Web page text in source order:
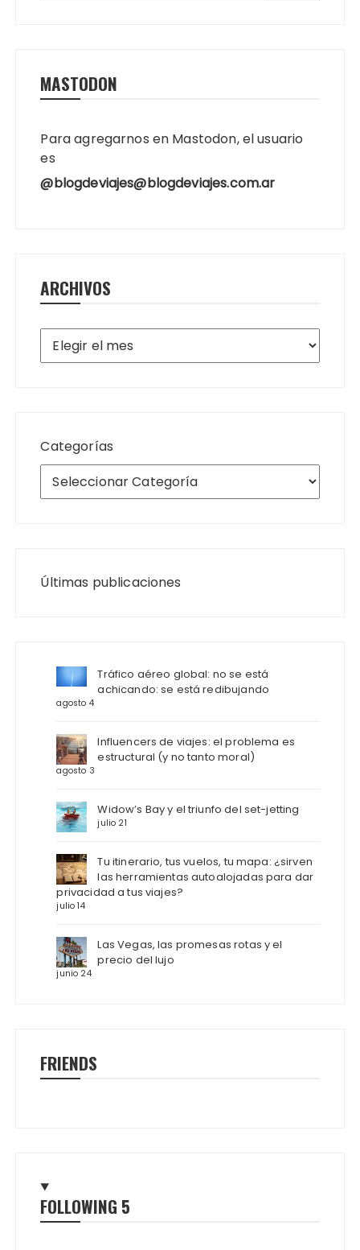
MASTODON
Para agregarnos en Mastodon, el usuario
es
@blogdeviajes@blogdeviajes.com.ar
ARCHIVOS
Archivos
Categorías
Últimas publicaciones
Tráfico aéreo global: no se está
achicando: se está redibujando
agosto 4
Influencers de viajes: el problema es
estructural (y no tanto moral)
agosto 3
Widow’s Bay y el triunfo del set-jetting
julio 21
Tu itinerario, tus vuelos, tu mapa: ¿sirven
las herramientas autoalojadas para dar
privacidad a tus viajes?
julio 14
Las Vegas, las promesas rotas y el
precio del lujo
junio 24
FRIENDS
FOLLOWING 5